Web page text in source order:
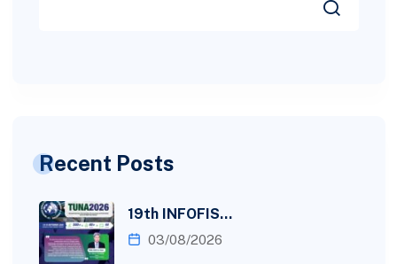
Recent Posts
19th INFOFIS…
03/08/2026